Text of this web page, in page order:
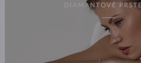
DIAMANTOVÉ